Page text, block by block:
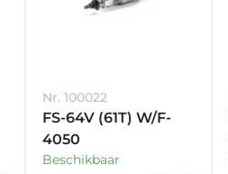
Nr. 100022
FS-64V (61T) W/F-
4050
Beschikbaar